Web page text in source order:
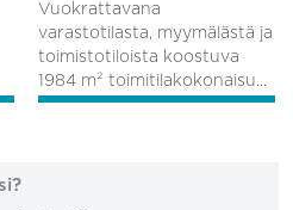
Vuokrattavana
varastotilasta, myymälästä ja
toimistotiloista koostuva
1984 m² toimitilakokonaisu...